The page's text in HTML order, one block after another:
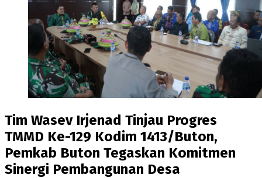
Tim Wasev Irjenad Tinjau Progres
TMMD Ke-129 Kodim 1413/Buton,
Pemkab Buton Tegaskan Komitmen
Sinergi Pembangunan Desa